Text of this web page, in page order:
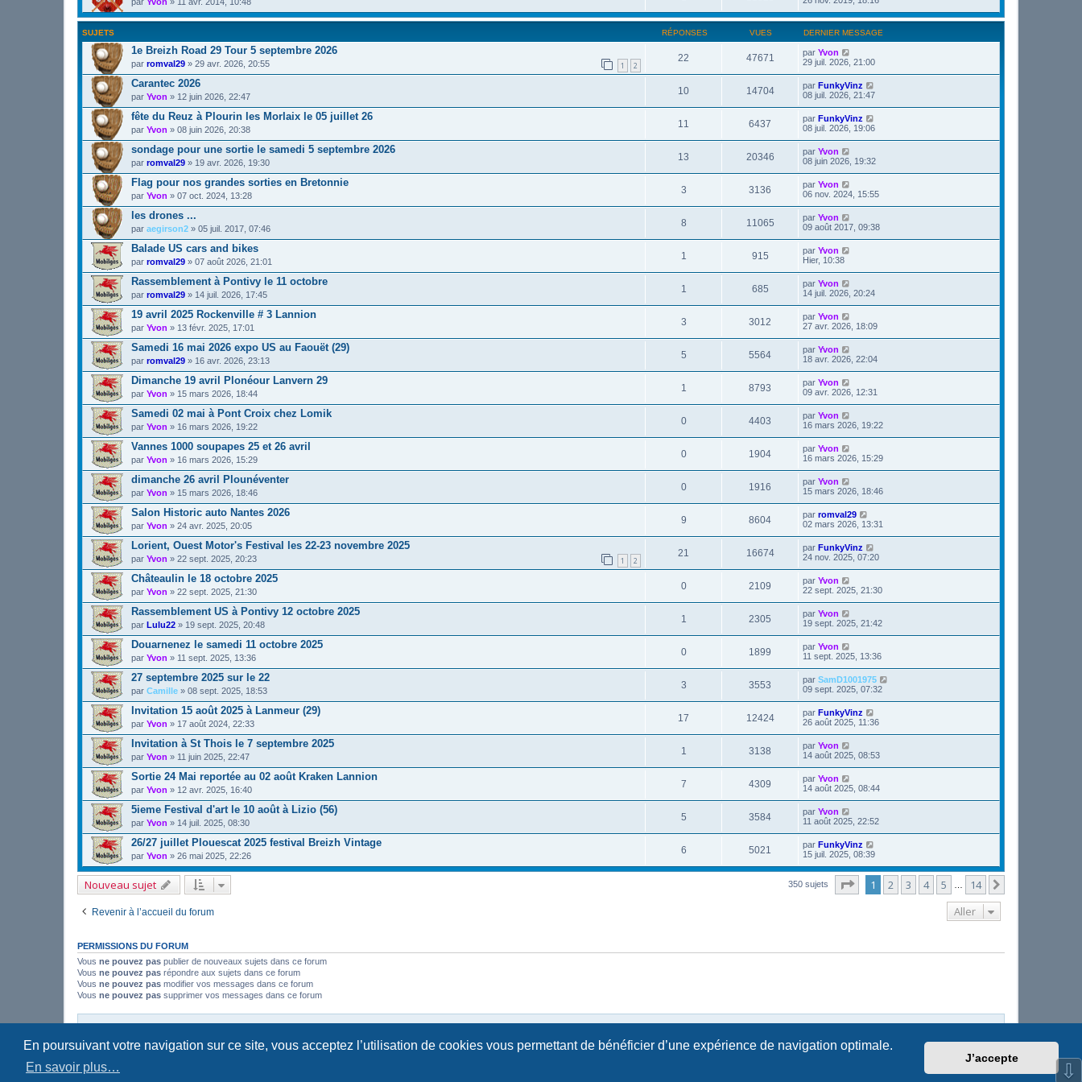
En poursuivant votre navigation sur ce site, vous acceptez l’utilisation de cookies vous permettant de bénéficier d’une expérience de navigation optimale.
En savoir plus…
J’accepte
SUJETS RÉPONSES VUES DERNIER MESSAGE
1e Breizh Road 29 Tour 5 septembre 2026
par romval29 » 29 avr. 2026, 20:55 1 2
22 47671 par Yvon
29 juil. 2026, 21:00
Carantec 2026
par Yvon » 12 juin 2026, 22:47
10 14704 par FunkyVinz
08 juil. 2026, 21:47
fête du Reuz à Plourin les Morlaix le 05 juillet 26
par Yvon » 08 juin 2026, 20:38
11 6437 par FunkyVinz
08 juil. 2026, 19:06
sondage pour une sortie le samedi 5 septembre 2026
par romval29 » 19 avr. 2026, 19:30
13 20346 par Yvon
08 juin 2026, 19:32
Flag pour nos grandes sorties en Bretonnie
par Yvon » 07 oct. 2024, 13:28
3 3136 par Yvon
06 nov. 2024, 15:55
les drones ...
par aegirson2 » 05 juil. 2017, 07:46
8 11065 par Yvon
09 août 2017, 09:38
Balade US cars and bikes
par romval29 » 07 août 2026, 21:01
1 915 par Yvon
Hier, 10:38
Rassemblement à Pontivy le 11 octobre
par romval29 » 14 juil. 2026, 17:45
1 685 par Yvon
14 juil. 2026, 20:24
19 avril 2025 Rockenville # 3 Lannion
par Yvon » 13 févr. 2025, 17:01
3 3012 par Yvon
27 avr. 2026, 18:09
Samedi 16 mai 2026 expo US au Faouët (29)
par romval29 » 16 avr. 2026, 23:13
5 5564 par Yvon
18 avr. 2026, 22:04
Dimanche 19 avril Plonéour Lanvern 29
par Yvon » 15 mars 2026, 18:44
1 8793 par Yvon
09 avr. 2026, 12:31
Samedi 02 mai à Pont Croix chez Lomik
par Yvon » 16 mars 2026, 19:22
0 4403 par Yvon
16 mars 2026, 19:22
Vannes 1000 soupapes 25 et 26 avril
par Yvon » 16 mars 2026, 15:29
0 1904 par Yvon
16 mars 2026, 15:29
dimanche 26 avril Plounéventer
par Yvon » 15 mars 2026, 18:46
0 1916 par Yvon
15 mars 2026, 18:46
Salon Historic auto Nantes 2026
par Yvon » 24 avr. 2025, 20:05
9 8604 par romval29
02 mars 2026, 13:31
Lorient, Ouest Motor's Festival les 22-23 novembre 2025
par Yvon » 22 sept. 2025, 20:23 1 2
21 16674 par FunkyVinz
24 nov. 2025, 07:20
Châteaulin le 18 octobre 2025
par Yvon » 22 sept. 2025, 21:30
0 2109 par Yvon
22 sept. 2025, 21:30
Rassemblement US à Pontivy 12 octobre 2025
par Lulu22 » 19 sept. 2025, 20:48
1 2305 par Yvon
19 sept. 2025, 21:42
Douarnenez le samedi 11 octobre 2025
par Yvon » 11 sept. 2025, 13:36
0 1899 par Yvon
11 sept. 2025, 13:36
27 septembre 2025 sur le 22
par Camille » 08 sept. 2025, 18:53
3 3553 par SamD1001975
09 sept. 2025, 07:32
Invitation 15 août 2025 à Lanmeur (29)
par Yvon » 17 août 2024, 22:33
17 12424 par FunkyVinz
26 août 2025, 11:36
Invitation à St Thois le 7 septembre 2025
par Yvon » 11 juin 2025, 22:47
1 3138 par Yvon
14 août 2025, 08:53
Sortie 24 Mai reportée au 02 août Kraken Lannion
par Yvon » 12 avr. 2025, 16:40
7 4309 par Yvon
14 août 2025, 08:44
5ieme Festival d'art le 10 août à Lizio (56)
par Yvon » 14 juil. 2025, 08:30
5 3584 par Yvon
11 août 2025, 22:52
26/27 juillet Plouescat 2025 festival Breizh Vintage
par Yvon » 26 mai 2025, 22:26
6 5021 par FunkyVinz
15 juil. 2025, 08:39
Nouveau sujet 350 sujets Page sur14
1 2 3 4 5 14
Revenir à l’accueil du forum Aller
PERMISSIONS DU FORUM
Vous ne pouvez pas publier de nouveaux sujets dans ce forum
Vous ne pouvez pas répondre aux sujets dans ce forum
Vous ne pouvez pas modifier vos messages dans ce forum
Vous ne pouvez pas supprimer vos messages dans ce forum
Développé parphpBB® Forum Software © phpBB Limited | SE Square byPhpBB3 BBCodes
⇩